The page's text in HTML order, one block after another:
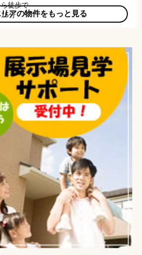
ら徒歩で
15分アの物件をもっと見る